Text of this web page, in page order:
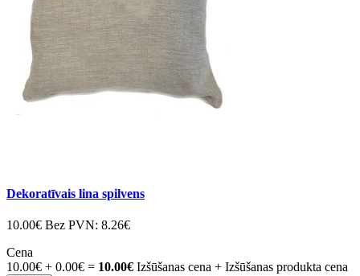
Dekoratīvais lina spilvens
10.00€ Bez PVN: 8.26€
Cena
10.00€ + 0.00€ = 10.00€ Izšūšanas cena + Izšūšanas produkta cena